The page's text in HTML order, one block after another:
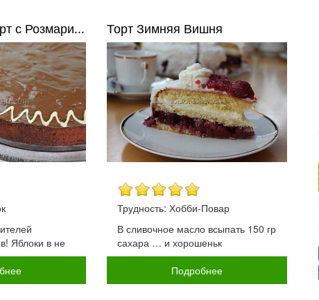
с Розмари...
Яблоки в не
Торт Зимняя Вишня
Трудность: Хобби-Повар
В сливочное масло всыпать 150 гр
сахара … и хорошеньк
Подробнее